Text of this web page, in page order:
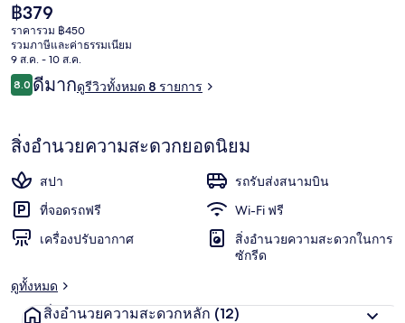
ราคา
ปัจจุบัน
฿379
฿379
ราคารวม ฿450
รวมภาษีและค่าธรรมเนียม
9 ส.ค. - 10 ส.ค.
รีวิว
8.08.0 จาก 10
ดีมากดูรีวิวทั้งหมด 8 รายการ
สิ่งอำนวยความสะดวกยอดนิยม
สปา
รถรับส่งสนามบิน
ที่จอดรถฟรี
Wi-Fi ฟรี
เครื่องปรับอากาศ
สิ่งอำนวยความสะดวกในการ
ซักรีด
ดูทั้งหมด
สิ่งอำนวยความสะดวกหลัก (12)